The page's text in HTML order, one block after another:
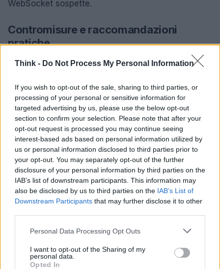
Think - Do Not Process My Personal Information
If you wish to opt-out of the sale, sharing to third parties, or
processing of your personal or sensitive information for
targeted advertising by us, please use the below opt-out
section to confirm your selection. Please note that after your
opt-out request is processed you may continue seeing
interest-based ads based on personal information utilized by
us or personal information disclosed to third parties prior to
your opt-out. You may separately opt-out of the further
disclosure of your personal information by third parties on the
IAB’s list of downstream participants. This information may
also be disclosed by us to third parties on the IAB’s List of
Downstream Participants that may further disclose it to other
Please note that this website/app uses one or more Google
not limited to your visit or usage behaviour. You may click to
grant or deny consent to Google and its third-party tags to
Personal Data Processing Opt Outs
I want to opt-out of the Sharing of my
personal data.
Opted In
WebSocket sospette.
Contromisure e raccomandazioni
pratiche
Per mitigare minacce di tipoSnowè fondamentale
tecnici. Consigli pratici includono implementare
MFA
su tutte le soglie critiche, abilitare soluzioni
EDRebehavioral monitoring , limitare i privilegi
amministrativi e segmentare la rete per ridurre il
rischio di movimento laterale. È altresì importante
applicare le regole YARAfornite e controllare
eventi legati aAutoHotkey, estensioni Chromium
sospette e attività insolite legate aMicrosoft
Teams.
gli attacchi moderni uniscono ingegneria sociale e
strumenti tecnici sofisticati. Una strategia difensiva
efficace richiede monitoraggio continuo, procedure